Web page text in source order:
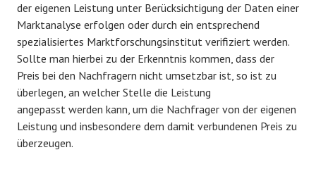
der eigenen Leistung unter Berücksichtigung der Daten einer
Marktanalyse erfolgen oder durch ein entsprechend
spezialisiertes Marktforschungsinstitut verifiziert werden.
Sollte man hierbei zu der Erkenntnis kommen, dass der
Preis bei den Nachfragern nicht umsetzbar ist, so ist zu
überlegen, an welcher Stelle die Leistung
angepasst werden kann, um die Nachfrager von der eigenen
Leistung und insbesondere dem damit verbundenen Preis zu
überzeugen.